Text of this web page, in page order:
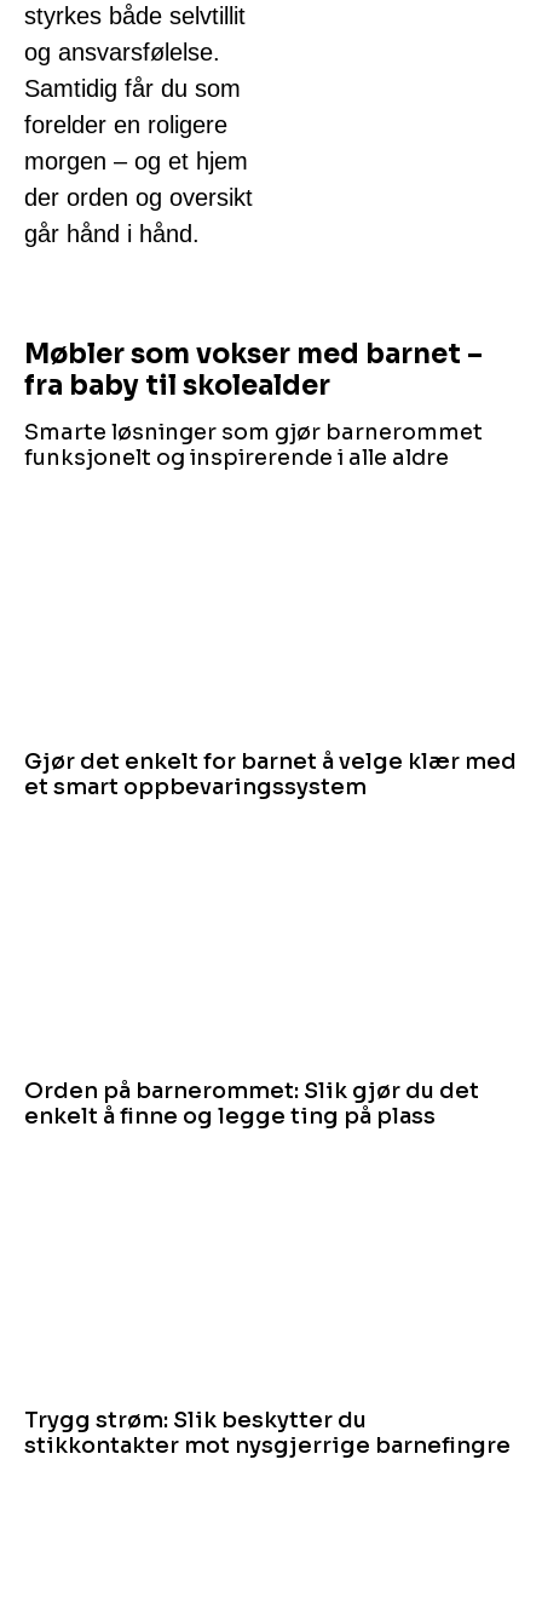
styrkes både selvtillit
og ansvarsfølelse.
Samtidig får du som
forelder en roligere
morgen – og et hjem
der orden og oversikt
går hånd i hånd.
Møbler som vokser med barnet –
fra baby til skolealder
Smarte løsninger som gjør barnerommet
funksjonelt og inspirerende i alle aldre
Gjør det enkelt for barnet å velge klær med
et smart oppbevaringssystem
Orden på barnerommet: Slik gjør du det
enkelt å finne og legge ting på plass
Trygg strøm: Slik beskytter du
stikkontakter mot nysgjerrige barnefingre